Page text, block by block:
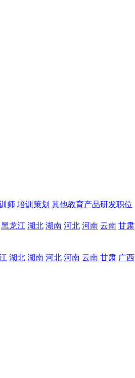
师 培训策划 其他教育产品研发职位
黑龙江 湖北 湖南 河北 河南 云南 甘肃
湖北 湖南 河北 河南 云南 甘肃 广西